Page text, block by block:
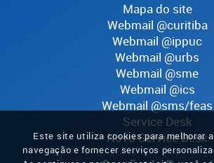
Mapa do site
Webmail @curitiba
Webmail @ippuc
Webmail @urbs
Webmail @sme
Webmail @ics
Webmail @sms/feas
Service Desk
Novo Service Desk
Este site utiliza cookies para melhorar
navegação e fornecer serviços